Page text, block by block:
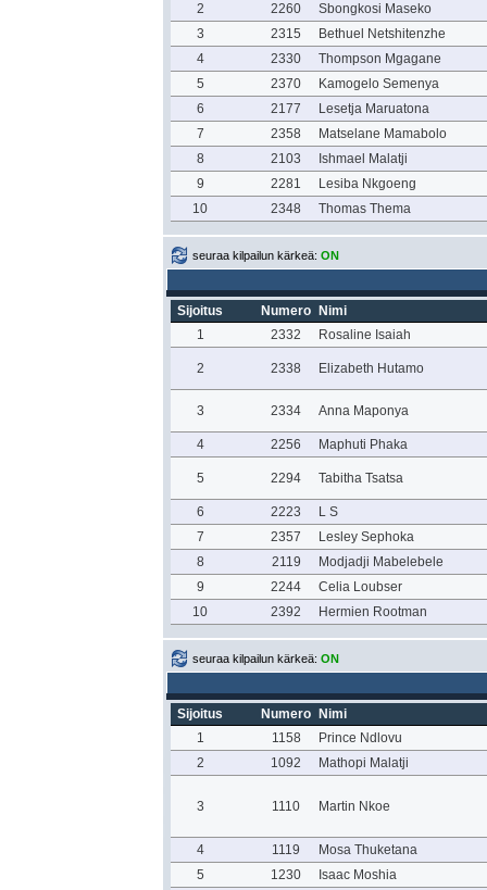
2 2260
Sbongkosi Maseko
3
2315
Bethuel Netshitenzhe
4
2330
Thompson Mgagane
5
2370
Kamogelo Semenya
6
2177
Lesetja Maruatona
7
2358
Matselane Mamabolo
8
2103
Ishmael Malatji
9
2281
Lesiba Nkgoeng
10
2348 Thomas Thema
seuraa kilpailun kärkeä: ON
Sijoitus Numero
Nimi
1
2332 Rosaline Isaiah
2 2338 Elizabeth Hutamo
3 2334 Anna Maponya
4 2256 Maphuti Phaka
5 2294 Tabitha Tsatsa
6 2223
L S
7
2357
Lesley Sephoka
8
2119
Modjadji Mabelebele
9
2244
Celia Loubser
10
2392 Hermien Rootman
seuraa kilpailun kärkeä: ON
Sijoitus Numero
Nimi
1
1158
Prince Ndlovu
2
1092 Mathopi Malatji
3 1110 Martin Nkoe
4 1119
Mosa Thuketana
5
1230 Isaac Moshia